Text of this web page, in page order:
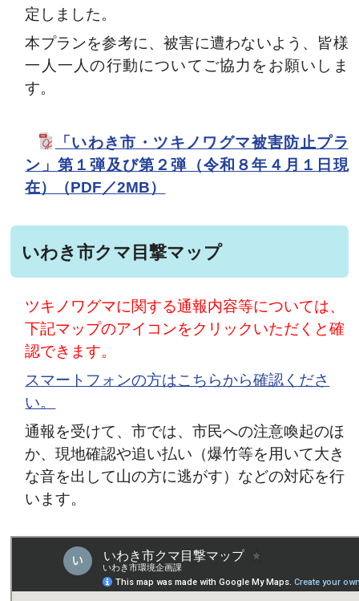
定しました。
本プランを参考に、被害に遭わないよう、皆様
一人一人の行動についてご協力をお願いしま
す。
「いわき市・ツキノワグマ被害防止プラ
ン」第１弾及び第２弾（令和８年４月１日現
在）（PDF／2MB）
いわき市クマ目撃マップ
ツキノワグマに関する通報内容等については、
下記マップのアイコンをクリックいただくと確
認できます。
スマートフォンの方はこちらから確認くださ
い。
通報を受けて、市では、市民への注意喚起のほ
か、現地確認や追い払い（爆竹等を用いて大き
な音を出して山の方に逃がす）などの対応を行
います。